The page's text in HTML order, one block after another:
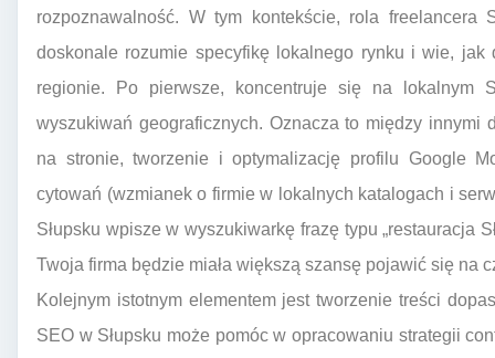
rozpoznawalność. W tym kontekście, rola
doskonale rozumie specyfikę lokalnego rynku i wie,
regionie. Po pierwsze, koncentruje się na lokalnym
wyszukiwań geograficznych. Oznacza to między innymi
na stronie, tworzenie i optymalizację profilu Google
cytowań (wzmianek o firmie w lokalnych katalogach i
Słupsku wpisze w wyszukiwarkę frazę typu „restauracja
Twoja firma będzie miała większą szansę pojawić się na
Kolejnym istotnym elementem jest tworzenie treści
SEO w Słupsku może pomóc w opracowaniu strategii